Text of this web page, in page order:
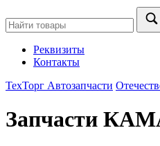
Реквизиты
Контакты
ТехТорг Автозапчасти
Запчасти